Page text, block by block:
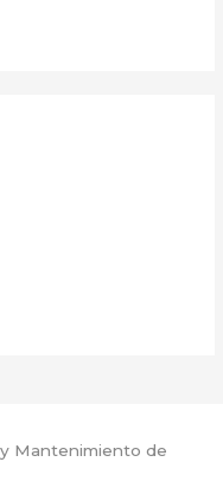
Mantenimiento de